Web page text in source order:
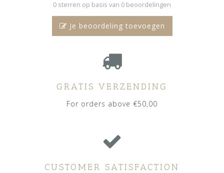
0 sterren op basis van 0 beoordelingen
Je beoordeling toevoegen
GRATIS VERZENDING
For orders above €50,00
CUSTOMER SATISFACTION